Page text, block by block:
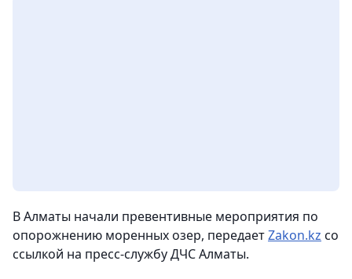
В Алматы начали превентивные мероприятия по
опорожнению моренных озер, передаетZakon.kz со
ссылкой на пресс-службу ДЧС Алматы.